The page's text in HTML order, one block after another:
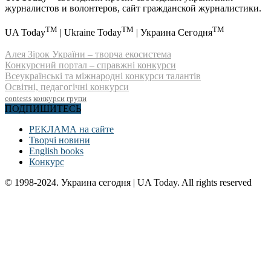
журналистов и волонтеров, сайт гражданской журналистики.
UA TodayTM | Ukraine TodayTM | Украина СегодняTM
Алея Зірок України – творча екосистема
Конкурсний портал – справжні конкурси
Всеукраїнські та міжнародні конкурси талантів
Освітні, педагогічні конкурси
contests конкурси групи
ПОДПИШИТЕСЬ
РЕКЛАМА на сайте
Творчі новини
English books
Конкурс
© 1998-2024. Украина сегодня | UA Today. All rights reserved